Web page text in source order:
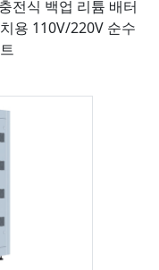
전식 백업 리튬 배터
용 110V/220V 순수